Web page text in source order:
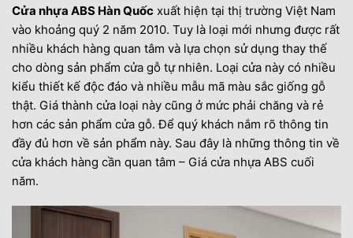
Cửa nhựa ABS Hàn Quốc xuất hiện tại thị trường Việt Nam
vào khoảng quý 2 năm 2010. Tuy là loại mới nhưng được rất
nhiều khách hàng quan tâm và lựa chọn sử dụng thay thế
cho dòng sản phẩm cửa gỗ tự nhiên. Loại cửa này có nhiều
kiểu thiết kế độc đáo và nhiều mẫu mã màu sắc giống gỗ
thật. Giá thành cửa loại này cũng ở mức phải chăng và rẻ
hơn các sản phẩm cửa gỗ. Để quý khách nắm rõ thông tin
đầy đủ hơn về sản phẩm này. Sau đây là những thông tin về
cửa khách hàng cần quan tâm – Giá cửa nhựa ABS cuối
năm.